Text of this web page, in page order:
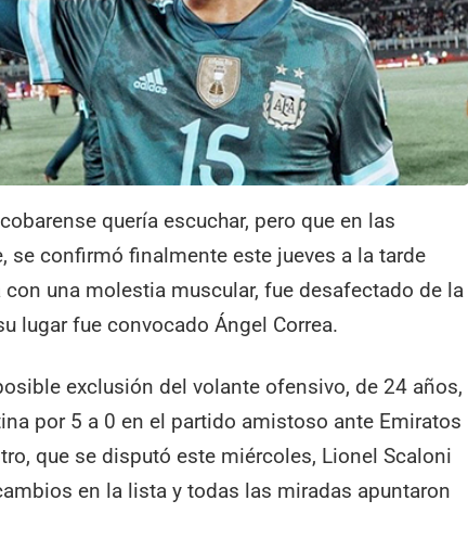
quería escuchar, pero que en las
se confirmó finalmente este jueves a la tarde
una molestia muscular, fue desafectado de la
lugar fue convocado Ángel Correa.
exclusión del volante ofensivo, de 24 años,
por 5 a 0 en el partido amistoso ante Emiratos
que se disputó este miércoles, Lionel Scaloni
en la lista y todas las miradas apuntaron